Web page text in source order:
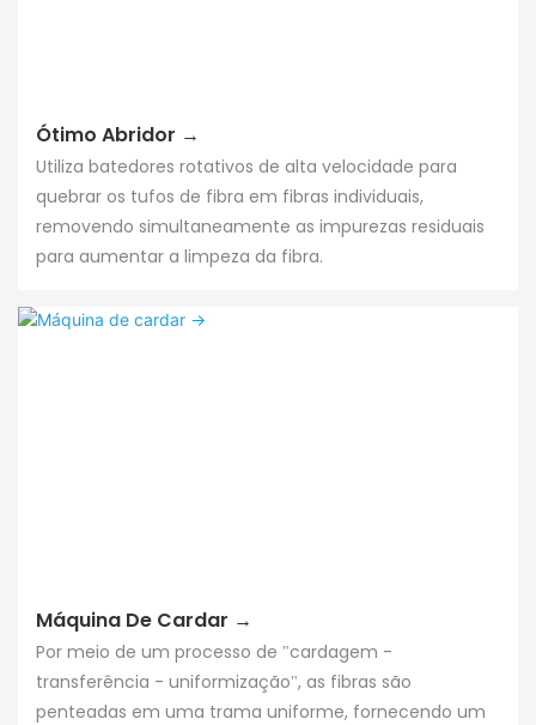
Ótimo Abridor →
Utiliza batedores rotativos de alta velocidade para
quebrar os tufos de fibra em fibras individuais,
removendo simultaneamente as impurezas residuais
para aumentar a limpeza da fibra.
Máquina De Cardar →
Por meio de um processo de "cardagem -
transferência - uniformização", as fibras são
penteadas em uma trama uniforme, fornecendo um